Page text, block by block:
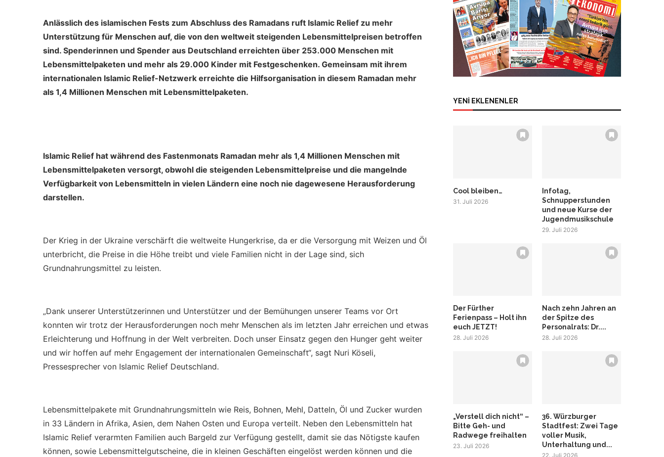
Anlässlich des islamischen Fests zum Abschluss des Ramadans ruft Islamic Relief zu mehr
Unterstützung für Menschen auf, die von den weltweit steigenden Lebensmittelpreisen betroffen
sind. Spenderinnen und Spender aus Deutschland erreichten über 253.000 Menschen mit
Lebensmittelpaketen und mehr als 29.000 Kinder mit Festgeschenken. Gemeinsam mit ihrem
internationalen Islamic Relief-Netzwerk erreichte die Hilfsorganisation in diesem Ramadan mehr
als 1,4 Millionen Menschen mit Lebensmittelpaketen.
Islamic Relief hat während des Fastenmonats Ramadan mehr als 1,4 Millionen Menschen mit
Lebensmittelpaketen versorgt, obwohl die steigenden Lebensmittelpreise und die mangelnde
Verfügbarkeit von Lebensmitteln in vielen Ländern eine noch nie dagewesene Herausforderung
darstellen.
Der Krieg in der Ukraine verschärft die weltweite Hungerkrise, da er die Versorgung mit Weizen und Öl
unterbricht, die Preise in die Höhe treibt und viele Familien nicht in der Lage sind, sich
Grundnahrungsmittel zu leisten.
„Dank unserer Unterstützerinnen und Unterstützer und der Bemühungen unserer Teams vor Ort
konnten wir trotz der Herausforderungen noch mehr Menschen als im letzten Jahr erreichen und etwas
Erleichterung und Hoffnung in der Welt verbreiten. Doch unser Einsatz gegen den Hunger geht weiter
und wir hoffen auf mehr Engagement der internationalen Gemeinschaft“, sagt Nuri Köseli,
Pressesprecher von Islamic Relief Deutschland.
Lebensmittelpakete mit Grundnahrungsmitteln wie Reis, Bohnen, Mehl, Datteln, Öl und Zucker wurden
in 33 Ländern in Afrika, Asien, dem Nahen Osten und Europa verteilt. Neben den Lebensmitteln hat
Islamic Relief verarmten Familien auch Bargeld zur Verfügung gestellt, damit sie das Nötigste kaufen
können, sowie Lebensmittelgutscheine, die in kleinen Geschäften eingelöst werden können und die
YENİ EKLENENLER
Cool bleiben…
31. Juli 2026
Infotag,
Schnupperstunden
und neue Kurse der
Jugendmusikschule
29. Juli 2026
Der Fürther
Ferienpass – Holt ihn
euch JETZT!
28. Juli 2026
Nach zehn Jahren an
der Spitze des
Personalrats: Dr....
28. Juli 2026
„Verstell dich nicht“ –
Bitte Geh- und
Radwege freihalten
23. Juli 2026
36. Würzburger
Stadtfest: Zwei Tage
voller Musik,
Unterhaltung und...
22. Juli 2026